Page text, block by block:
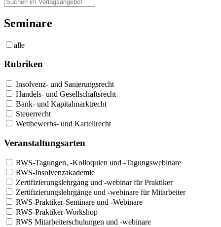
Seminare
alle
Rubriken
Insolvenz- und Sanierungsrecht
Handels- und Gesellschaftsrecht
Bank- und Kapitalmarktrecht
Steuerrecht
Wettbewerbs- und Kartellrecht
Veranstaltungsarten
RWS-Tagungen, -Kolloquien und -Tagungswebinare
RWS-Insolvenzakademie
Zertifizierungslehrgang und -webinar für Praktiker
Zertifizierungslehrgänge und -webinare für Mitarbeiter
RWS-Praktiker-Seminare und -Webinare
RWS-Praktiker-Workshop
RWS Mitarbeiterschulungen und -webinare